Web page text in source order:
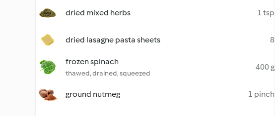
dried mixed herbs 1 tsp
dried lasagne pasta sheets 8
frozen spinach
thawed, drained, squeezed
400 g
ground nutmeg 1 pinch